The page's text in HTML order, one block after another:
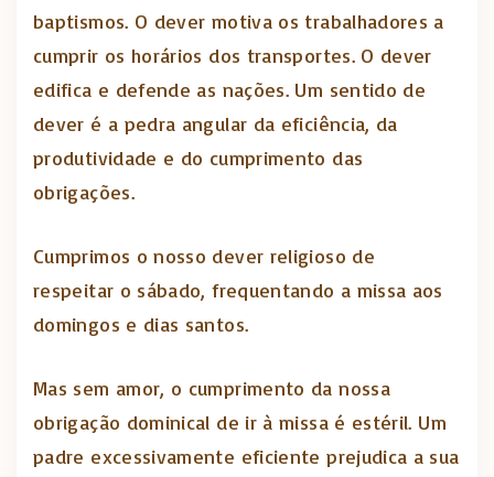
baptismos. O dever motiva os trabalhadores a
cumprir os horários dos transportes. O dever
edifica e defende as nações. Um sentido de
dever é a pedra angular da eficiência, da
produtividade e do cumprimento das
obrigações.
Cumprimos o nosso dever religioso de
respeitar o sábado, frequentando a missa aos
domingos e dias santos.
Mas sem amor, o cumprimento da nossa
obrigação dominical de ir à missa é estéril. Um
padre excessivamente eficiente prejudica a sua